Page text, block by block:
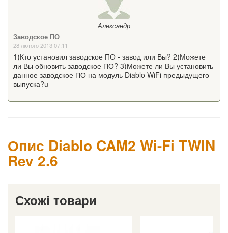
Александр
Заводское ПО
28 лютого 2013 07:11
1)Кто установил заводское ПО - завод или Вы? 2)Можете
ли Вы обновить заводское ПО? 3)Можете ли Вы установить
данное заводское ПО на модуль Diablo WiFi предыдущего
выпуска?u
Опис Diablo CAM2 Wi-Fi TWIN
Rev 2.6
Схожі товари